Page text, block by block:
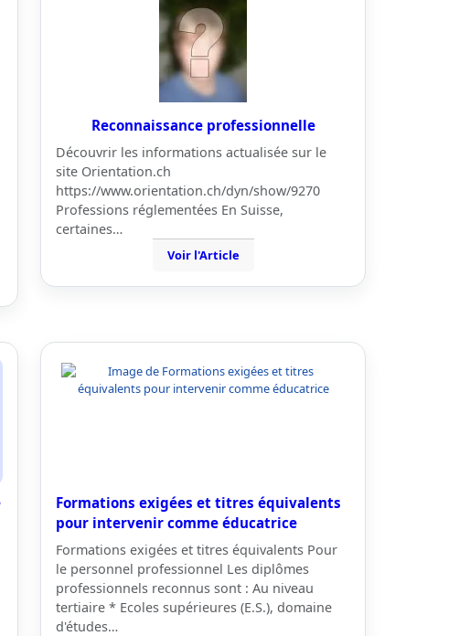
Reconnaissance professionnelle
Découvrir les informations actualisée sur le
site Orientation.ch
https://www.orientation.ch/dyn/show/9270
Professions réglementées En Suisse,
certaines…
Voir l'Article
Formations exigées et titres équivalents
pour intervenir comme éducatrice
Formations exigées et titres équivalents Pour
le personnel professionnel Les diplômes
professionnels reconnus sont : Au niveau
tertiaire * Ecoles supérieures (E.S.), domaine
d'études…